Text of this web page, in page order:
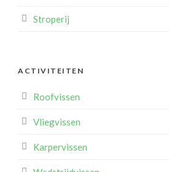
Stroperij
ACTIVITEITEN
Roofvissen
Vliegvissen
Karpervissen